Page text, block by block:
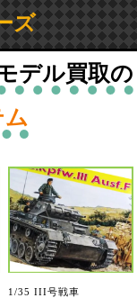
ズ
デル買取の
1/35 III号戦車